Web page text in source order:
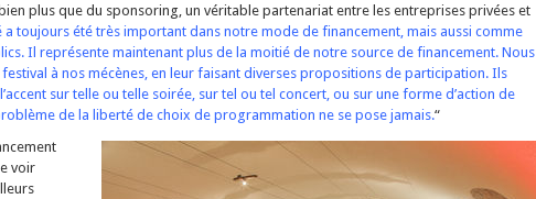
plus que du sponsoring, un véritable partenariat entre les entreprises privées et
a toujours été très important dans notre mode de financement, mais aussi comme
Il représente maintenant plus de la moitié de notre source de financement. Nous
à nos mécènes, en leur faisant diverses propositions de participation. Ils
sur telle ou telle soirée, sur tel ou tel concert, ou sur une forme d’action de
de la liberté de choix de programmation ne se pose jamais.“
voir